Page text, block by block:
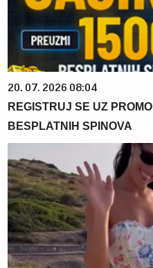
20. 07. 2026 08:04
REGISTRUJ SE UZ
BESPLATNIH SPINOVA